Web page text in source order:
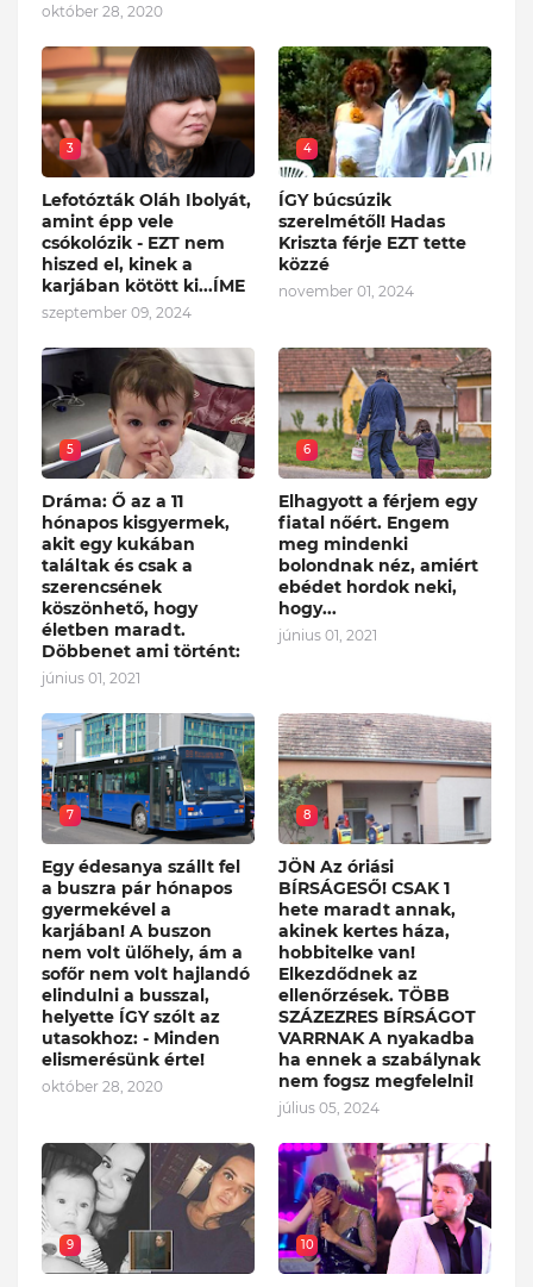
október 28, 2020
3
Lefotózták Oláh Ibolyát,
amint épp vele
csókolózik - EZT nem
hiszed el, kinek a
karjában kötött ki...ÍME
szeptember 09, 2024
4
ÍGY búcsúzik
szerelmétől! Hadas
Kriszta férje EZT tette
közzé
november 01, 2024
5
Dráma: Ő az a 11
hónapos kisgyermek,
akit egy kukában
találtak és csak a
szerencsének
köszönhető, hogy
életben maradt.
Döbbenet ami történt:
június 01, 2021
6
Elhagyott a férjem egy
fiatal nőért. Engem
meg mindenki
bolondnak néz, amiért
ebédet hordok neki,
hogy...
június 01, 2021
7
Egy édesanya szállt fel
a buszra pár hónapos
gyermekével a
karjában! A buszon
nem volt ülőhely, ám a
sofőr nem volt hajlandó
elindulni a busszal,
helyette ÍGY szólt az
utasokhoz: - Minden
elismerésünk érte!
október 28, 2020
8
JÖN Az óriási
BÍRSÁGESŐ! CSAK 1
hete maradt annak,
akinek kertes háza,
hobbitelke van!
Elkezdődnek az
ellenőrzések. TÖBB
SZÁZEZRES BÍRSÁGOT
VARRNAK A nyakadba
ha ennek a szabálynak
nem fogsz megfelelni!
július 05, 2024
9 10